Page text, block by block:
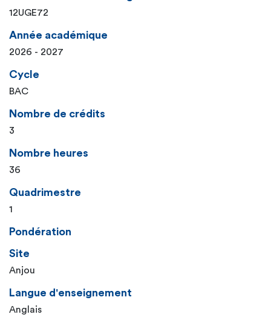
12UGE72
Année académique
2026 - 2027
Cycle
BAC
Nombre de crédits
3
Nombre heures
36
Quadrimestre
1
Pondération
Site
Anjou
Langue d'enseignement
Anglais